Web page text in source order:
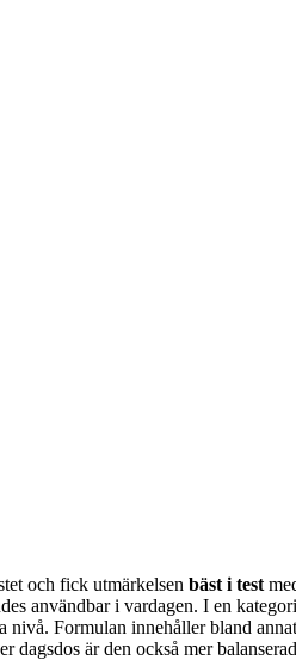
och fick utmärkelsen bäst i test
användbar i vardagen. I en
Formulan innehåller bland
är den också mer